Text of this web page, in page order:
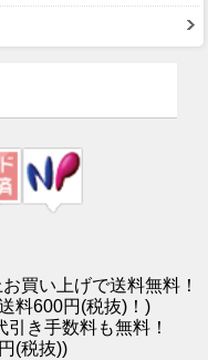
買い上げで送料無料！
料600円(税抜)！)
き手数料も無料！
(税抜))